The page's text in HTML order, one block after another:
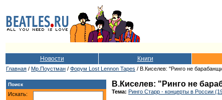
Новости Книги
Главная / Мр.Поустман / Форум Lost Lennon Tapes / В.Киселев: "Ринго не
Поиск
Искать:
В.Киселев: "Ринго не
Тема: Ринго Старр - концерты в России